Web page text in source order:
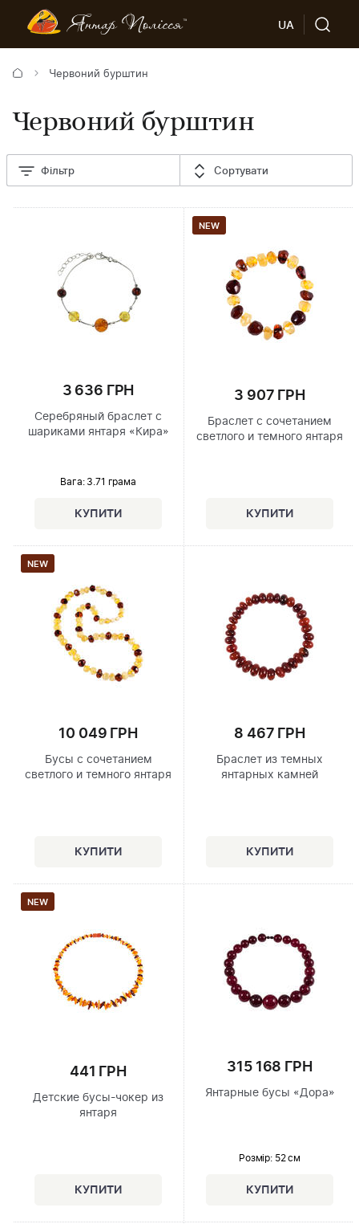
UA
Червоний бурштин
Червоний бурштин
Фільтр Сортувати
3 636 ГРН
Серебряный браслет с
шариками янтаря «Кира»
Вага: 3.71 грама
NEW
3 907 ГРН
Браслет с сочетанием
светлого и темного янтаря
NEW
10 049 ГРН
Бусы с сочетанием
светлого и темного янтаря
8 467 ГРН
Браслет из темных
янтарных камней
NEW
441 ГРН
Детские бусы-чокер из
янтаря
315 168 ГРН
Янтарные бусы «Дора»
Розмір: 52 см